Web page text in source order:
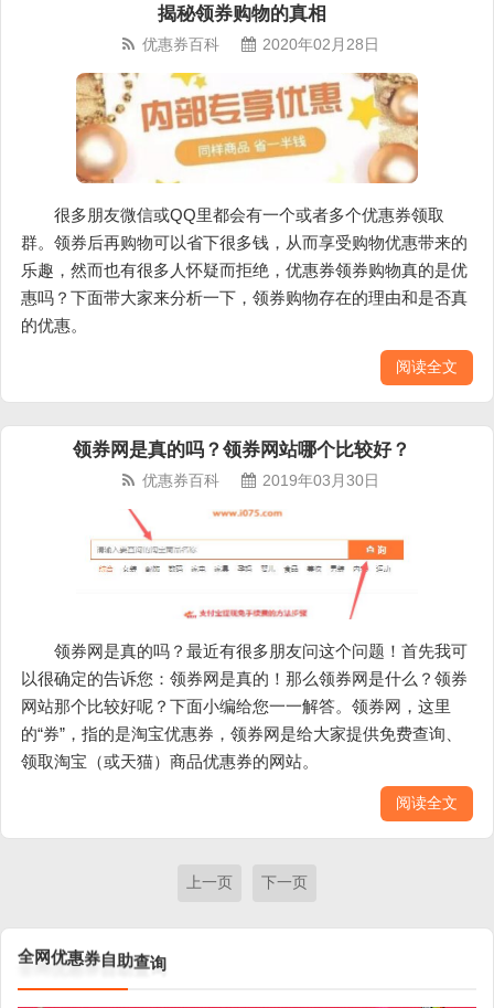
揭秘领券购物的真相
优惠券百科 2020年02月28日
很多朋友微信或QQ里都会有一个或者多个优惠券领取
群。领券后再购物可以省下很多钱，从而享受购物优惠带来的
乐趣，然而也有很多人怀疑而拒绝，优惠券领券购物真的是优
惠吗？下面带大家来分析一下，领券购物存在的理由和是否真
的优惠。
阅读全文
领券网是真的吗？领券网站哪个比较好？
优惠券百科 2019年03月30日
领券网是真的吗？最近有很多朋友问这个问题！首先我可
以很确定的告诉您：领券网是真的！那么领券网是什么？领券
网站那个比较好呢？下面小编给您一一解答。领券网，这里
的“券”，指的是淘宝优惠券，领券网是给大家提供免费查询、
领取淘宝（或天猫）商品优惠券的网站。
阅读全文
上一页 下一页
全网优惠券自助查询